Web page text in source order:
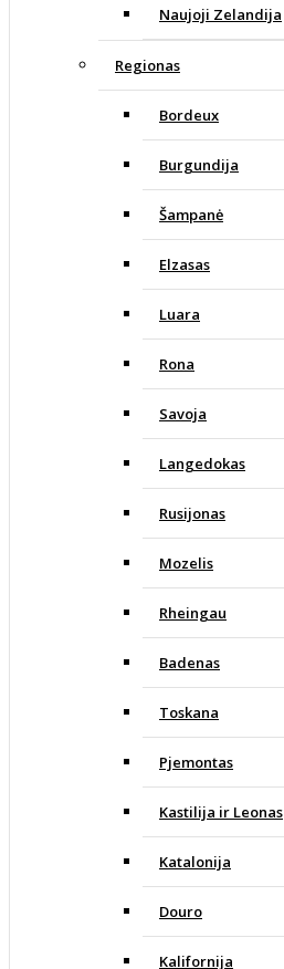
Naujoji Zelandija
Regionas
Bordeux
Burgundija
Šampanė
Elzasas
Luara
Rona
Savoja
Langedokas
Rusijonas
Mozelis
Rheingau
Badenas
Toskana
Pjemontas
Kastilija ir Leonas
Katalonija
Douro
Kalifornija